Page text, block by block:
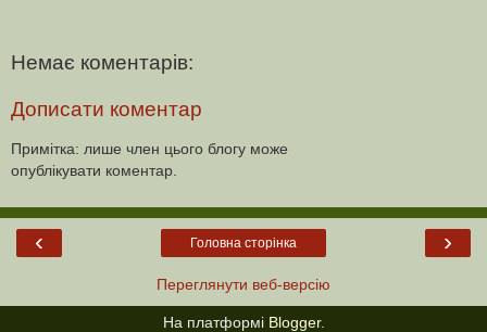
Немає коментарів:
Дописати коментар
Примітка: лише член цього блогу може
опублікувати коментар.
‹ ›
Головна сторінка
Переглянути веб-версію
На платформі Blogger.